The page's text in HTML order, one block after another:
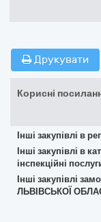
Друкувати
Корисні
Інші закупівлі в
Інші закупівлі в
інспекційні
Інші закупівлі
ЛЬВІВСЬКОЇ